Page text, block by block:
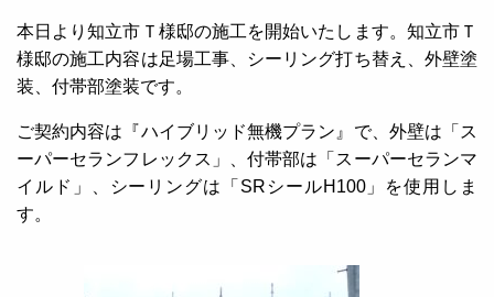
本日より知立市Ｔ様邸の施工を開始いたします。知立市Ｔ
様邸の施工内容は足場工事、シーリング打ち替え、外壁塗
装、付帯部塗装です。
ご契約内容は『ハイブリッド無機プラン』で、外壁は「ス
ーパーセランフレックス」、付帯部は「スーパーセランマ
イルド」、シーリングは「SRシールH100」を使用しま
す。